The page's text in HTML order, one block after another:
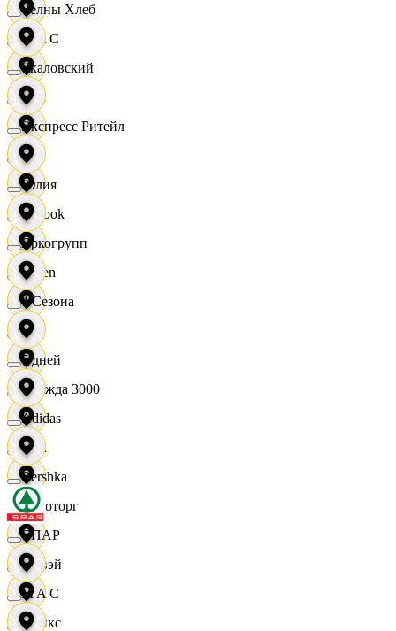
M A C
OBI
RE
Reebok
Seven
XC
Одежда 3000
Zara
Агроторг
Амвэй
Аникс
Челны Хлеб
Чкаловский
Экспресс Ритейл
Юлия
Яркогрупп
4 Сезона
7 дней
Adidas
Bershka
СПАР
M A C